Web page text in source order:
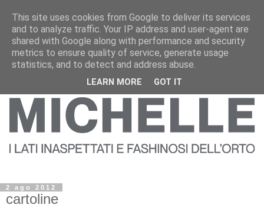
2 ago 2012
cartoline
This site uses cookies from Google to deliver its services
and to analyze traffic. Your IP address and user-agent are
shared with Google along with performance and security
metrics to ensure quality of service, generate usage
statistics, and to detect and address abuse.
LEARN MORE GOT IT